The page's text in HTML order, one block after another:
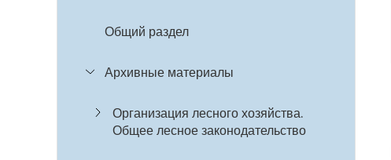
Общий раздел
Архивные материалы
Организация лесного хозяйства.
Общее лесное законодательство